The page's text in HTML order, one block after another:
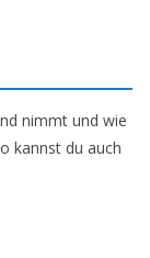
nimmt und wie
kannst du auch